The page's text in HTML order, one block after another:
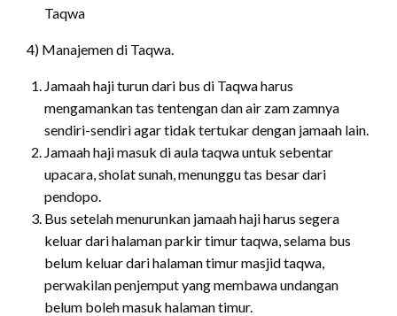
Taqwa
4) Manajemen di Taqwa.
Jamaah haji turun dari bus di Taqwa harus
mengamankan tas tentengan dan air zam zamnya
sendiri-sendiri agar tidak tertukar dengan jamaah lain.
Jamaah haji masuk di aula taqwa untuk sebentar
upacara, sholat sunah, menunggu tas besar dari
pendopo.
Bus setelah menurunkan jamaah haji harus segera
keluar dari halaman parkir timur taqwa, selama bus
belum keluar dari halaman timur masjid taqwa,
perwakilan penjemput yang membawa undangan
belum boleh masuk halaman timur.